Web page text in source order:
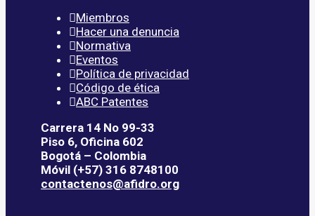
Miembros
Hacer una denuncia
Normativa
Eventos
Política de privacidad
Código de ética
ABC Patentes
Carrera 14 No 99-33
Piso 6, Oficina 602
Bogotá – Colombia
Móvil (+57) 316 8748100
contactenos@afidro.org